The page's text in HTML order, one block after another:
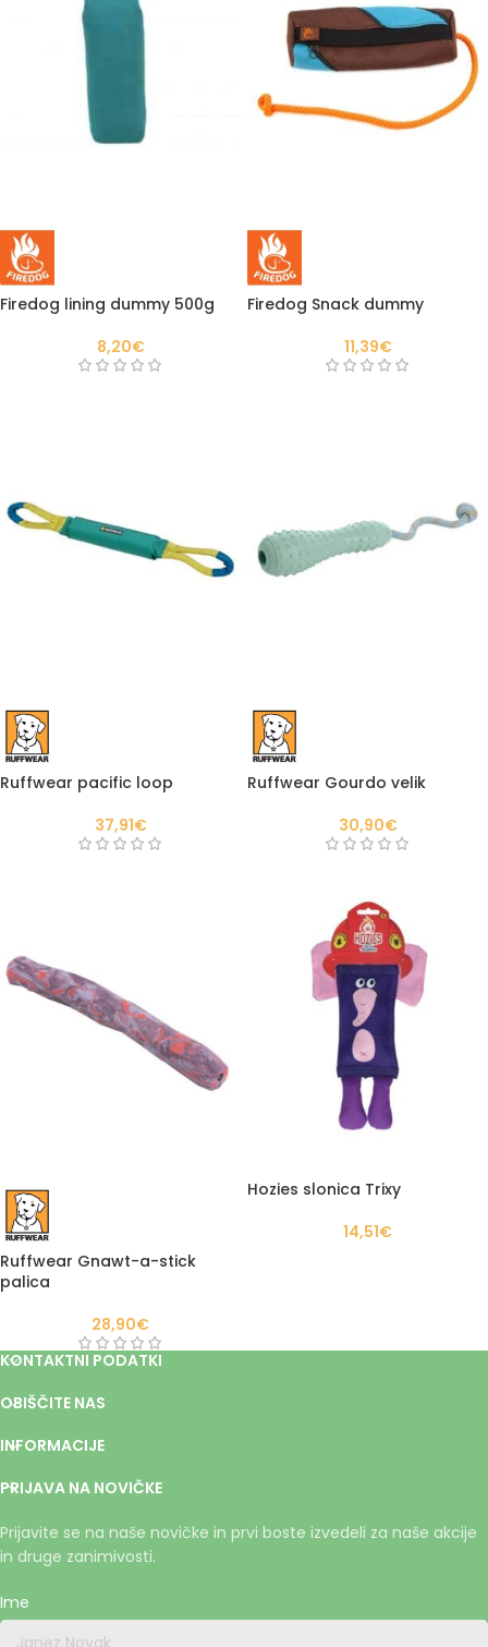
Firedog lining dummy 500g
8,20€
Firedog Snack dummy
11,39€
Ruffwear pacific loop
37,91€
Ruffwear Gourdo velik
30,90€
Ruffwear Gnawt-a-stick
palica
28,90€
Hozies slonica Trixy
14,51€
KONTAKTNI PODATKI
OBIŠČITE NAS
INFORMACIJE
PRIJAVA NA NOVIČKE
Prijavite se na naše novičke in prvi boste izvedeli za naše akcije
in druge zanimivosti.
Ime